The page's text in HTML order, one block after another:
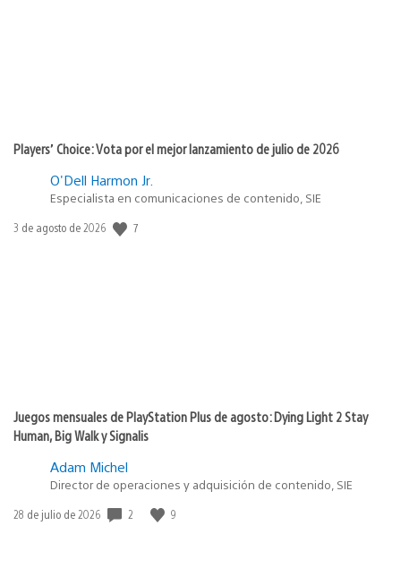
Players’ Choice: Vota por el mejor lanzamiento de julio de 2026
O'Dell Harmon Jr.
Especialista en comunicaciones de contenido, SIE
Fecha
3 de agosto de 2026 7
Juegos mensuales de PlayStation Plus de agosto: Dying Light 2 Stay
Human, Big Walk y Signalis
Adam Michel
Director de operaciones y adquisición de contenido, SIE
Fecha
28 de julio de 2026 2 9